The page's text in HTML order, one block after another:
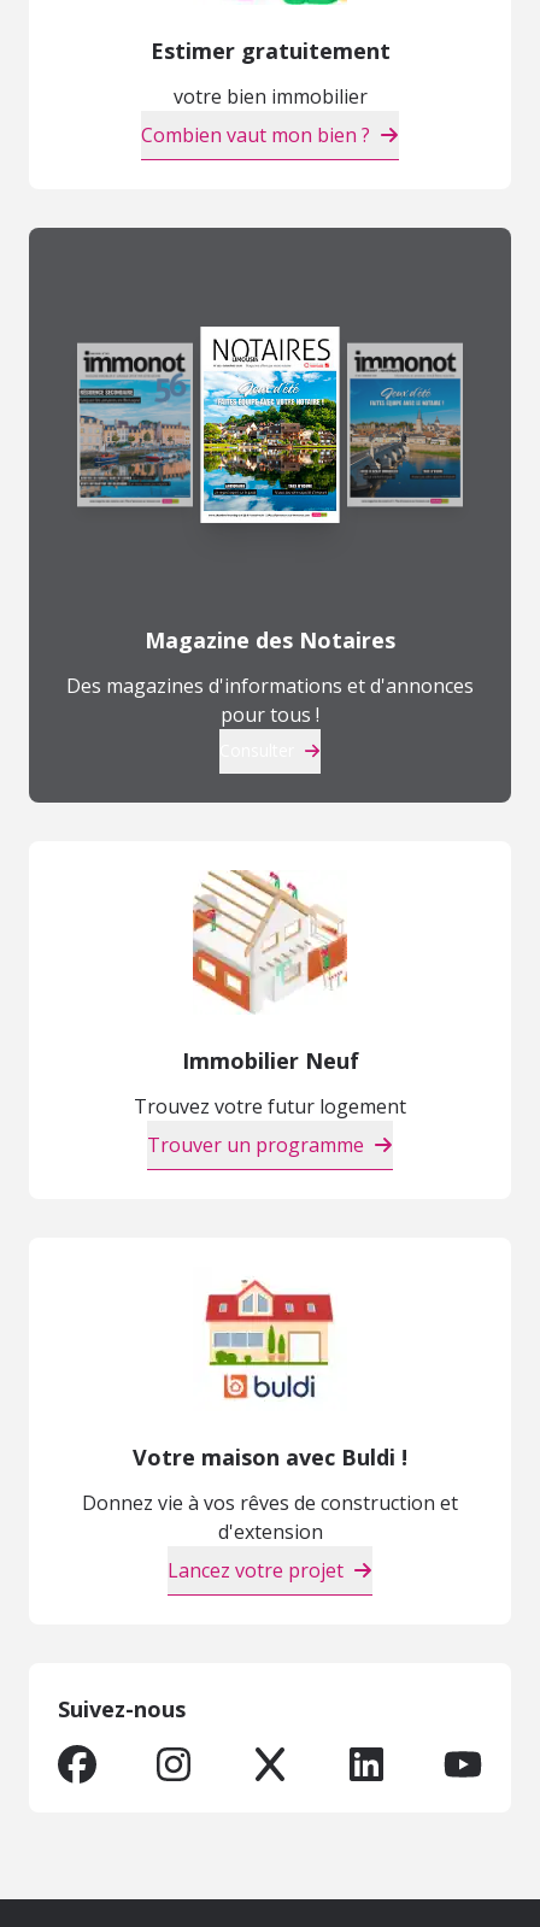
Estimer gratuitement
votre bien immobilier
Combien vaut mon bien ?
Magazine des Notaires
Des magazines d'informations et d'annonces
pour tous !
Immobilier Neuf
Trouvez votre futur logement
Trouver un programme
Votre maison avec Buldi !
Donnez vie à vos rêves de construction et
d'extension
Lancez votre projet
Suivez-nous